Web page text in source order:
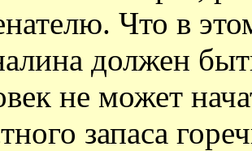
Что в
должен
не может
запаса